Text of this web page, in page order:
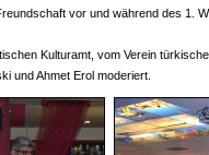
vor und während des 1.
Kulturamt, vom Verein
und Ahmet Erol moderiert.